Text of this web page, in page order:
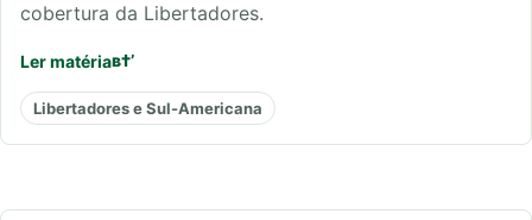
cobertura da Libertadores.
Ler matéria
Libertadores e Sul-Americana